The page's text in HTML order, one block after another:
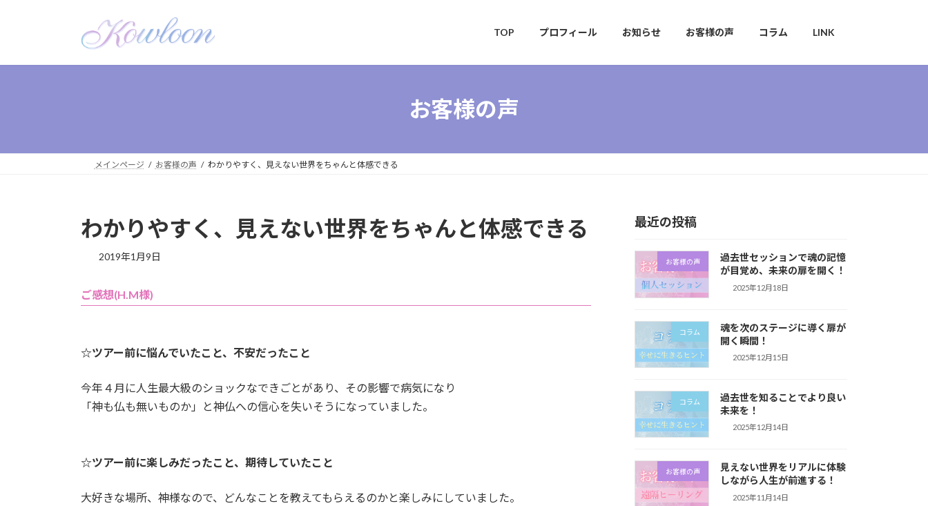
TOP プロフィール お知らせ お客様の声 コラム LINK
お客様の声
メインページ お客様の声 わかりやすく、見えない世界をちゃんと体感できる
わかりやすく、見えない世界をちゃんと体感できる
2019年1月9日
ご感想(H.M様)
☆ツアー前に悩んでいたこと、不安だったこと
今年４月に人生最大級のショックなできごとがあり、その影響で病気になり
「神も仏も無いものか」と神仏への信心を失いそうになっていました。
☆ツアー前に楽しみだったこと、期待していたこと
大好きな場所、神様なので、どんなことを教えてもらえるのかと楽しみにしていました。
最近の投稿
お客様の声
過去世セッションで魂の記憶
が目覚め、未来の扉を開く！
2025年12月18日
コラム
魂を次のステージに導く扉が
開く瞬間！
2025年12月15日
コラム
過去世を知ることでより良い
未来を！
2025年12月14日
お客様の声
見えない世界をリアルに体験
しながら人生が前進する！
2025年11月14日